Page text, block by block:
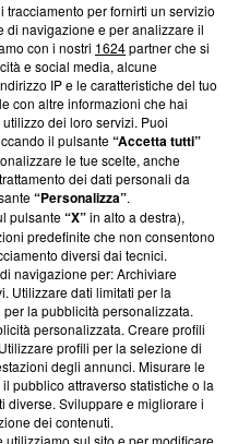
trasparenti su Blasting
e su come ci impegniamo a
la nostra aderenza a
Blasting News non è
ha richiesto di farne
effettuato una verifica di
Via Carlo Frasca, 3 - 6900
per fornirti un servizio
di navigazione e per analizzare il
con i nostri 1624partner che si
e social media, alcune
IP e le caratteristiche del tuo
con altre informazioni che hai
dei loro servizi. Puoi
il pulsante“Accetta tutti”
le tue scelte, anche
dei dati personali da
“Personalizza”.
pulsante“X”in alto a destra),
predefinite che non consentono
diversi dai tecnici.
navigazione per: Archiviare
Utilizzare dati limitati per la
la pubblicità personalizzata.
personalizzata. Creare profili
profili per la selezione di
degli annunci. Misurare le
pubblico attraverso statistiche o la
diverse. Sviluppare e migliorare i
dei contenuti.
sul sito e per modificare,